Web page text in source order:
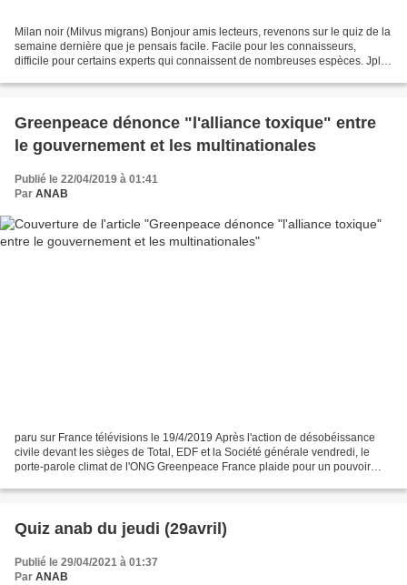
Milan noir (Milvus migrans) Bonjour amis lecteurs, revenons sur le quiz de la
semaine dernière que je pensais facile. Facile pour les connaisseurs,
difficile pour certains experts qui connaissent de nombreuses espèces. Jpl
Greenpeace dénonce "l'alliance toxique" entre
le gouvernement et les multinationales
Publié le 22/04/2019 à 01:41
Par ANAB
paru sur France télévisions le 19/4/2019 Après l'action de désobéissance
civile devant les sièges de Total, EDF et la Société générale vendredi, le
porte-parole climat de l'ONG Greenpeace France plaide pour un pouvoir
Quiz anab du jeudi (29avril)
Publié le 29/04/2021 à 01:37
Par ANAB